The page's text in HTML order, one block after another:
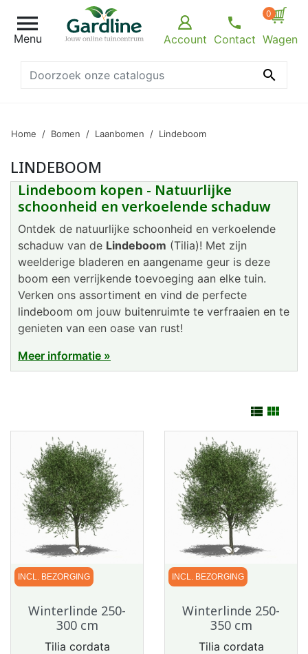

Menu Account Contact
0
Wagen

Home Bomen Laanbomen Lindeboom
LINDEBOOM
Lindeboom kopen - Natuurlijke
schoonheid en verkoelende schaduw
Ontdek de natuurlijke schoonheid en verkoelende
schaduw van de Lindeboom (Tilia)! Met zijn
weelderige bladeren en aangename geur is deze
boom een verrijkende toevoeging aan elke tuin.
Verken ons assortiment en vind de perfecte
lindeboom om jouw buitenruimte te verfraaien en te
genieten van een oase van rust!
Meer informatie »
 
INCL. BEZORGING
Winterlinde 250-
300 cm
Tilia cordata
INCL. BEZORGING
Winterlinde 250-
350 cm
Tilia cordata